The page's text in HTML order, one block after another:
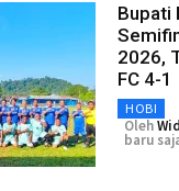
Bupati
2026,
FC 4-1
HOBI
Oleh
baru